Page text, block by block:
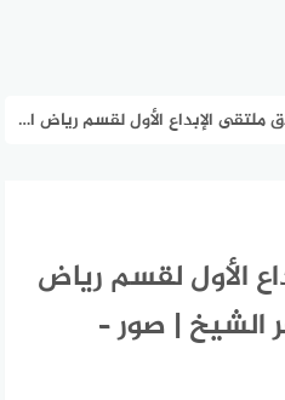
الإبداع الأول لقسم رياض الأطفال بجامعة كفر الشيخ | صور – الأسبوع
الأول لقسم رياض
الشيخ | صور –